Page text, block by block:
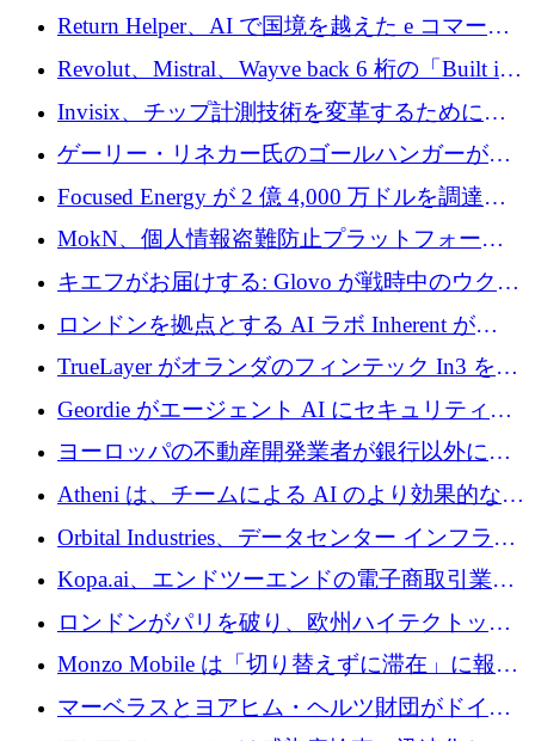
そしてベルリンのチップスタートアップがそ
れを埋める
Return Helper、AI で国境を越えた e コマース
の返品を利益に変えるシリーズ A で 400 万ド
ルを調達
Revolut、Mistral、Wayve back 6 桁の「Built in
Europe」キャンペーン
Invisix、チップ計測技術を変革するために
2,000 万ユーロのシードラウンドを完了
ゲーリー・リネカー氏のゴールハンガーがVC
事業を開始
Focused Energy が 2 億 4,000 万ドルを調達、
TrueLayer が In3 を買収、ロンドンが首位の座
を奪還
MokN、個人情報盗難防止プラットフォーム
の成長のためにシリーズ A で 1,500 万ドルを
調達
キエフがお届けする: Glovo が戦時中のウクラ
イナで最も急速に成長する市場の 1 つをどの
ように拡大したか
ロンドンを拠点とする AI ラボ Inherent が
5,000 万ドルの資金調達でステルスから浮上
TrueLayer がオランダのフィンテック In3 を買
収、チェックアウト時にクレジットを提供
Geordie がエージェント AI にセキュリティと
ガバナンスをもたらすために 3,000 万ドルを
ヨーロッパの不動産開発業者が銀行以外にも
目を向けているため、InRentoの資金調達額は
1億ユーロを突破
Atheni は、チームによる AI のより効果的な使
用を支援するために 35 万ポンドを確保
Orbital Industries、データセンター インフラス
トラクチャ システムの拡張に 5,000 万ドルを
確保
Kopa.ai、エンドツーエンドの電子商取引業務
用の AI エージェントを構築するために 200
万ユーロを調達
ロンドンがパリを破り、欧州ハイテクトップ
の座を奪還
Monzo Mobile は「切り替えずに滞在」に報酬
を与える
マーベラスとヨアヒム・ヘルツ財団がドイツ